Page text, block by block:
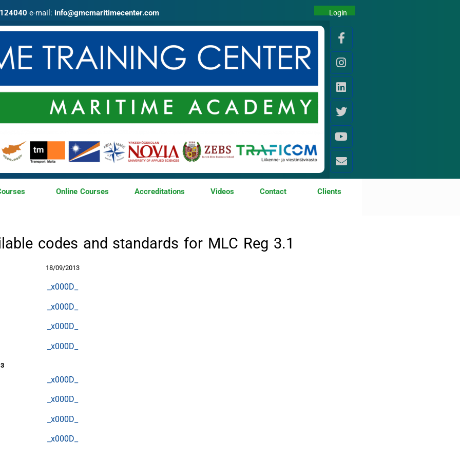
e-mail: info@gmcmaritimecenter.com Login
Online Courses Accreditations Videos Contact Clients
codes and standards for MLC Reg 3.1
18/09/2013
_x000D_
_x000D_
_x000D_
_x000D_
_x000D_
_x000D_
_x000D_
_x000D_